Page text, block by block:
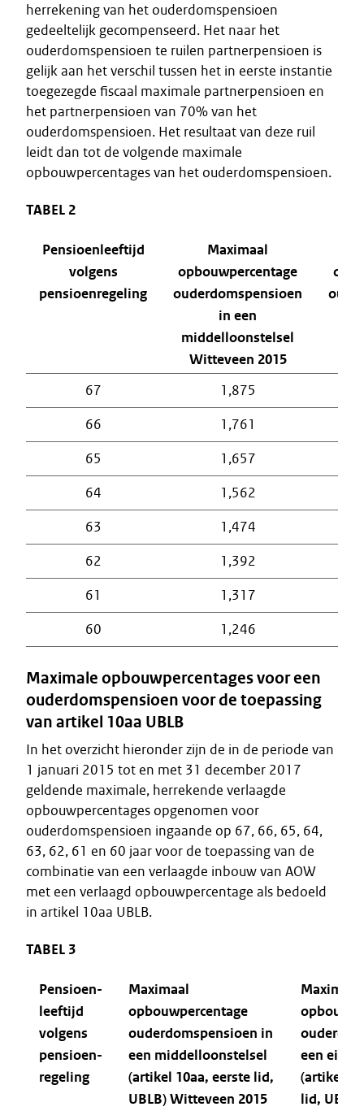
herrekening van het ouderdomspensioen
gedeeltelijk gecompenseerd. Het naar het
ouderdomspensioen te ruilen partnerpensioen is
gelijk aan het verschil tussen het in eerste instantie
toegezegde fiscaal maximale partnerpensioen en
het partnerpensioen van 70% van het
ouderdomspensioen. Het resultaat van deze ruil
leidt dan tot de volgende maximale
opbouwpercentages van het ouderdomspensioen.
TABEL 2
Pensioenleeftijd
volgens
pensioenregeling
Maximaal
opbouwpercentage
ouderdomspensioen
in een
middelloonstelsel
Witteveen 2015
67
1,875
66
1,761
65
1,657
64
1,562
63
1,474
62
1,392
61
1,317
60
1,246
Maximale opbouwpercentages voor een
ouderdomspensioen voor de toepassing
van artikel 10aa UBLB
In het overzicht hieronder zijn de in de periode van
1 januari 2015 tot en met 31 december 2017
geldende maximale, herrekende verlaagde
opbouwpercentages opgenomen voor
ouderdomspensioen ingaande op 67, 66, 65, 64,
63, 62, 61 en 60 jaar voor de toepassing van de
combinatie van een verlaagde inbouw van AOW
met een verlaagd opbouwpercentage als bedoeld
in artikel 10aa UBLB.
TABEL 3
Pensioen-
leeftijd
volgens
pensioen-
regeling
Maximaal
opbouwpercentage
ouderdomspensioen in
een middelloonstelsel
(artikel 10aa, eerste lid,
UBLB) Witteveen 2015
Maximaal
een
(artikel
lid,